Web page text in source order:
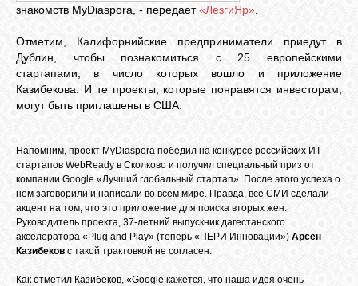
НАРОДЫ
ФОРУМ
ГОСТЕВАЯ
О САЙТЕ
знакомств MyDiaspora, - передает«ЛезгиЯр»
Отметим, Калифорнийские предприниматели приедут в
Дублин, чтобы познакомиться с 25 европейскими
стартапами, в число которых вошло и приложение
Казибекова. И те проекты, которые понравятся инвесторам,
могут быть приглашены в США.
Напомним, проект MyDiaspora победил на конкурсе российских ИТ-
стартапов WebReady в Сколково и получил специальный приз от
компании Google «Лучший глобальный стартап». После этого успеха о
нем заговорили и написали во всем мире. Правда, все СМИ сделали
акцент на том, что это приложение для поиска вторых жен.
Руководитель проекта, 37-летний выпускник дагестанского
акселератора «Plug and Play» (теперь «ПЕРИ Инновации») Арсен
Казибеков с такой трактовкой не согласен.
Как отметил Казибеков, «Google кажется, что наша идея очень